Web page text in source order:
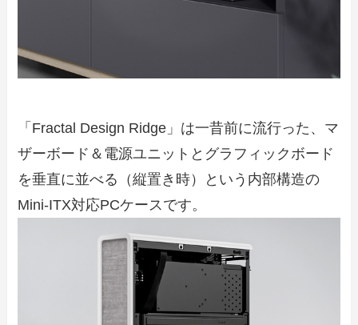
「Fractal Design Ridge」は一昔前に流行った、マ
ザーボード＆電源ユニットとグラフィックボード
を垂直に並べる（縦置き時）という内部構造の
Mini-ITX対応PCケースです。